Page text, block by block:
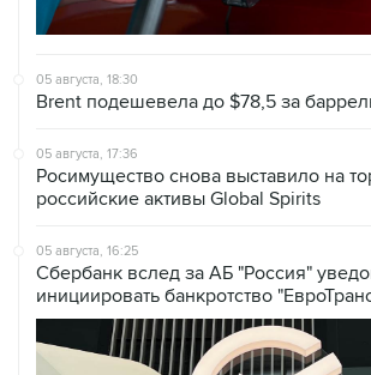
05 августа, 18:30
Brent подешевела до $78,5 за
05 августа, 17:36
Росимущество снова выставило на
российские активы Global Spirits
05 августа, 16:25
Сбербанк вслед за АБ "Россия"
инициировать банкротство